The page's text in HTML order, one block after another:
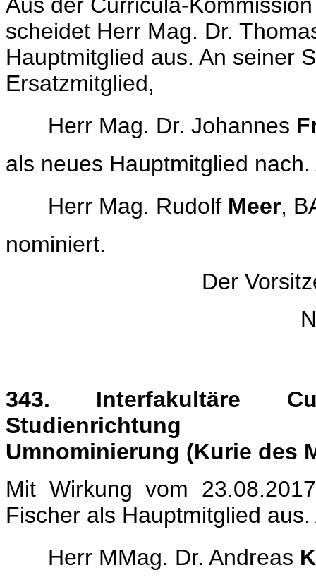
scheidet Herr Mag. Dr.
Hauptmitglied aus. An seiner
Ersatzmitglied,
Herr Mag. Dr. Johannes
als neues Hauptmitglied
Herr Mag. Rudolf Meer,
nominiert.
Der
343. Interfakultäre
Studienrichtung
Umnominierung (Kurie des
Mit Wirkung vom
Fischer als Hauptmitglied
Herr MMag. Dr. Andreas